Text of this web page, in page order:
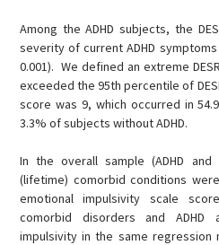
Among the ADHD subjects, the
severity of current ADHD
0.001). We defined an extreme
exceeded the 95th percentile of
score was 9, which occurred in
3.3% of subjects without ADHD.
In the overall sample (ADHD and
(lifetime) comorbid conditions
emotional impulsivity scale
comorbid disorders and
impulsivity in the same